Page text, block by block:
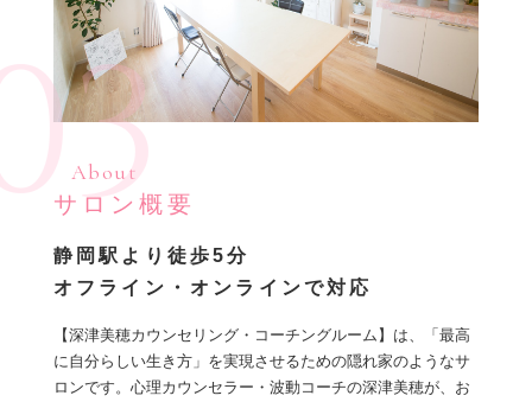
About
サロン概要
静岡駅より徒歩5分
オフライン・オンラインで対応
【深津美穂カウンセリング・コーチングルーム】は、「最高
に自分らしい生き方」を実現させるための隠れ家のようなサ
ロンです。心理カウンセラー・波動コーチの深津美穂が、お